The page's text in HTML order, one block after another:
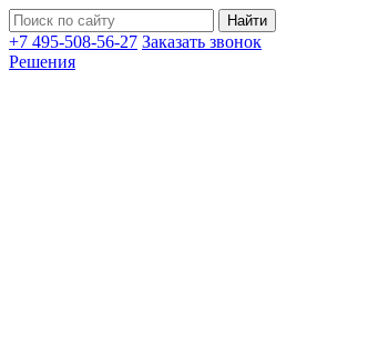
+7 495-508-56-27 Заказать звонок
Решения